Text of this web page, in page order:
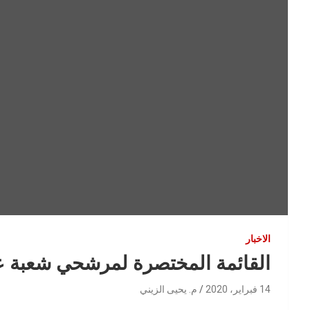
الاخبار
القائمة المختصرة لمرشحي شعبة
14 فبراير، 2020 م. يحيى الزيني